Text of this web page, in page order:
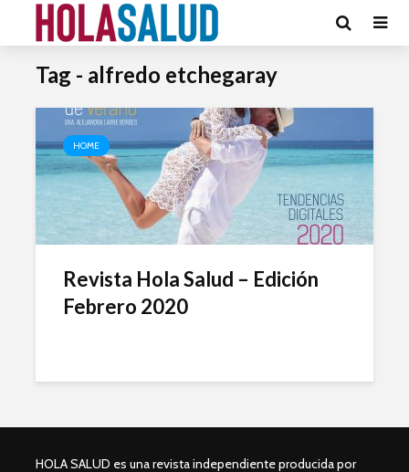
Tag - alfredo etchegaray
HOME
Revista Hola Salud – Edición
Febrero 2020
HOLA SALUD es una revista independiente producida por